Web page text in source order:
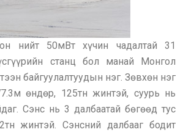
нийт 50мВт хүчин чадалтай 31
станц бол манай Монгол
байгуулалтуудын нэг. Зөвхөн нэг
өндөр, 125тн жинтэй, суурь нь
Сэнс нь 3 далбаатай бөгөөд тус
жинтэй. Сэнсний далбааг бодит